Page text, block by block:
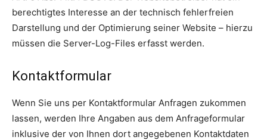
berechtigtes Interesse an der technisch fehlerfreien
Darstellung und der Optimierung seiner Website – hierzu
müssen die Server-Log-Files erfasst werden.
Kontaktformular
Wenn Sie uns per Kontaktformular Anfragen zukommen
lassen, werden Ihre Angaben aus dem Anfrageformular
inklusive der von Ihnen dort angegebenen Kontaktdaten